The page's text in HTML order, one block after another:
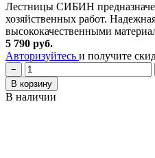
Лестницы СИБИН
хозяйственных работ.
высококачественными
5 790 руб.
Авторизуйтесь и получите
−
В корзину
В наличии